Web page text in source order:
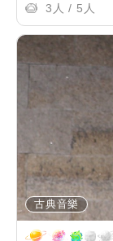
3人 / 5人
古典音樂